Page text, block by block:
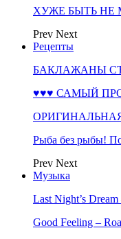
ХУЖЕ БЫТЬ НЕ
Prev Next
Рецепты
БАКЛАЖАНЫ
♥♥♥ САМЫЙ
ОРИГИНАЛЬНАЯ
Рыба без рыбы!
Prev Next
Музыка
Last Night’s
Good Feeling –